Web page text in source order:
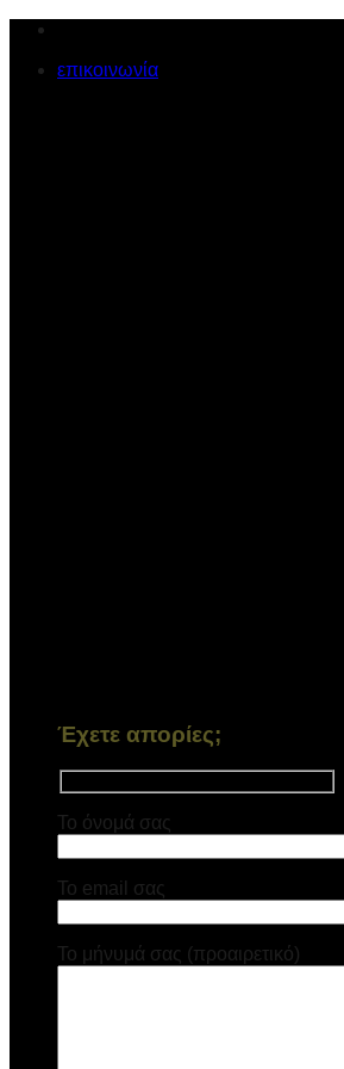
Μετάβαση
περιεχόμενο
επικοινωνία
Έχετε απορίες;
Το όνομά σας
Το email σας
Το μήνυμά σας (προαιρετικό)